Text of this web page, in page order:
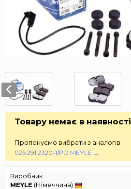
Товару немає в наявності
Пропонуємо вибрати з аналогів
025 291 2320-1/PD MEYLE →
Виробник
MEYLE (Німеччина)